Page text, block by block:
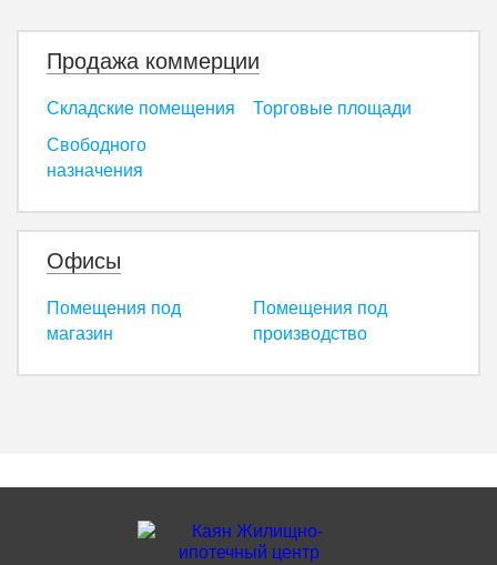
Продажа коммерции
Складские помещения
Свободного
назначения
Торговые площади
Офисы
Помещения под
магазин
Помещения под
производство